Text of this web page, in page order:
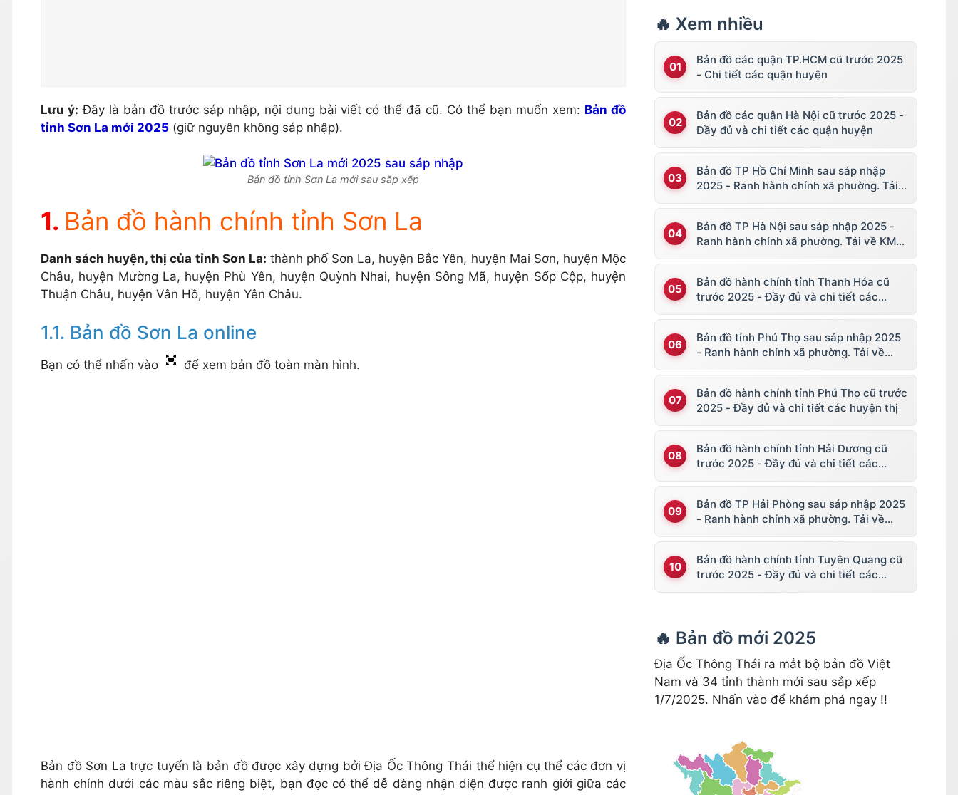
Lưu ý: Đây là bản đồ trước sáp nhập, nội dung bài viết có thể đã cũ. Có thể bạn muốn xem: Bản đồ
tỉnh Sơn La mới 2025 (giữ nguyên không sáp nhập).
Bản đồ tỉnh Sơn La mới sau sắp xếp
Bản đồ hành chính tỉnh Sơn La
Danh sách huyện, thị của tỉnh Sơn La: thành phố Sơn La, huyện Bắc Yên, huyện Mai Sơn, huyện Mộc
Châu, huyện Mường La, huyện Phù Yên, huyện Quỳnh Nhai, huyện Sông Mã, huyện Sốp Cộp, huyện
Thuận Châu, huyện Vân Hồ, huyện Yên Châu.
Bản đồ Sơn La online
Bạn có thể nhấn vào để xem bản đồ toàn màn hình.
Bản đồ Sơn La trực tuyến là bản đồ được xây dựng bởi Địa Ốc Thông Thái thể hiện cụ thể các đơn vị
hành chính dưới các màu sắc riêng biệt, bạn đọc có thể dễ dàng nhận diện được ranh giới giữa các
🔥 Xem nhiều
Bản đồ các quận TP.HCM cũ trước 2025
- Chi tiết các quận huyện
Bản đồ các quận Hà Nội cũ trước 2025 -
Đầy đủ và chi tiết các quận huyện
Bản đồ TP Hồ Chí Minh sau sáp nhập
2025 - Ranh hành chính xã phường. Tải
Bản đồ TP Hà Nội sau sáp nhập 2025 -
Ranh hành chính xã phường. Tải về KML,
Bản đồ hành chính tỉnh Thanh Hóa cũ
trước 2025 - Đầy đủ và chi tiết các
Bản đồ tỉnh Phú Thọ sau sáp nhập 2025
- Ranh hành chính xã phường. Tải về
Bản đồ hành chính tỉnh Phú Thọ cũ trước
2025 - Đầy đủ và chi tiết các huyện thị
Bản đồ hành chính tỉnh Hải Dương cũ
trước 2025 - Đầy đủ và chi tiết các
Bản đồ TP Hải Phòng sau sáp nhập 2025
- Ranh hành chính xã phường. Tải về
Bản đồ hành chính tỉnh Tuyên Quang cũ
trước 2025 - Đầy đủ và chi tiết các
🔥 Bản đồ mới 2025
Địa Ốc Thông Thái ra mắt bộ bản đồ Việt
Nam và 34 tỉnh thành mới sau sắp xếp
1/7/2025. Nhấn vào để khám phá ngay !!